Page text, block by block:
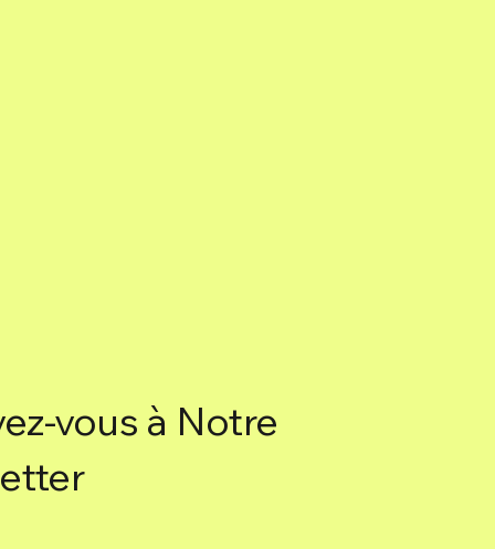
vous à Notre